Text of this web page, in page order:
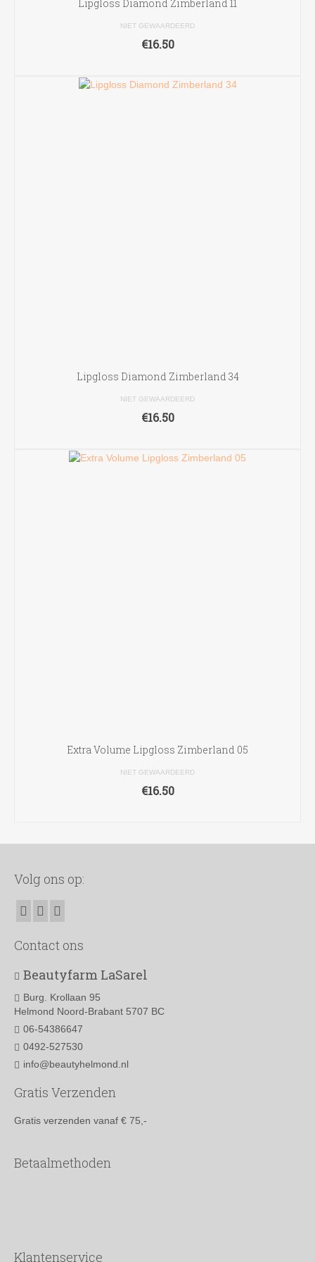
Lipgloss Diamond Zimberland 11
NIET GEWAARDEERD
€16.50
Lipgloss Diamond Zimberland 34
NIET GEWAARDEERD
€16.50
Extra Volume Lipgloss Zimberland 05
NIET GEWAARDEERD
€16.50
Volg ons op:
Contact ons
Beautyfarm LaSarel
Burg. Krollaan 95
Helmond Noord-Brabant 5707 BC
06-54386647
0492-527530
info@beautyhelmond.nl
Gratis Verzenden
Gratis verzenden vanaf € 75,-
Betaalmethoden
Klantenservice